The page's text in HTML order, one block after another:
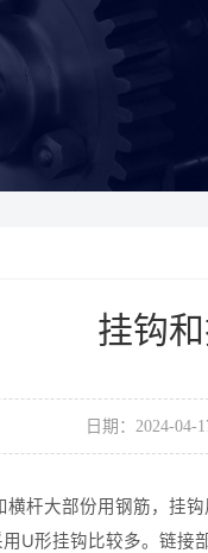
挂钩
日期：2024-04-
杆大部份用钢筋，挂
U形挂钩比较多。链接